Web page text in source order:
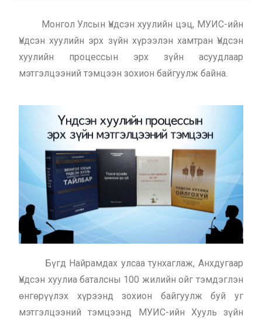
Монгол Улсын Үндсэн хуулийн цэц, МУИС-ийн
Үндсэн хуулийн эрх зүйн хүрээлэн хамтран Үндсэн
хуулийн процессын эрх зүйн асуудлаар
мэтгэлцээний тэмцээн зохион байгуулж байна.
Бүгд Найрамдах улсаа тунхаглаж, Анхдугаар
Үндсэн хуулиа баталсны 100 жилийн ойг тэмдэглэн
өнгөрүүлэх хүрээнд зохион байгуулж буй уг
мэтгэлцээний тэмцээнд МУИС-ийн Хууль зүйн